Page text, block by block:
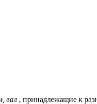
вал , принадлежащие к